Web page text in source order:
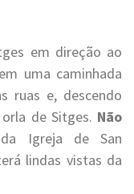
em direção ao
uma caminhada
ruas e, descendo
de Sitges. Não
Igreja de San
lindas vistas da